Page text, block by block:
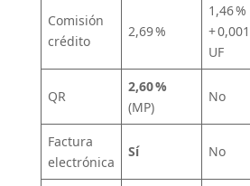
Comisión
crédito
2,69 %
1,46 %
+
UF
QR
2,60 %
(MP)
No
Factura
electrónica
Sí No